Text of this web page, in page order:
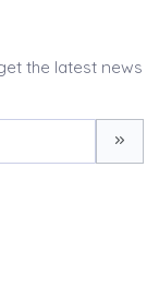
the latest news